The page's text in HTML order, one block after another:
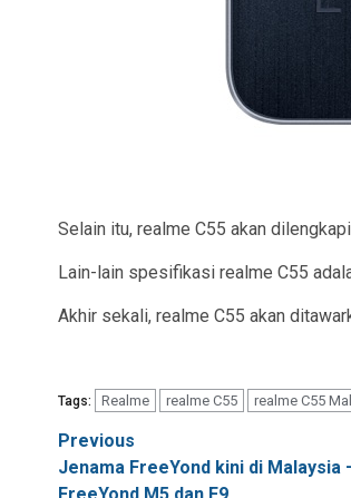
Selain itu, realme C55 akan
Lain-lain spesifikasi realme C55
Akhir sekali, realme C55 akan
Tags: Realme realme C55 realme C55
Post
navigation
Previous
Jenama FreeYond kini di